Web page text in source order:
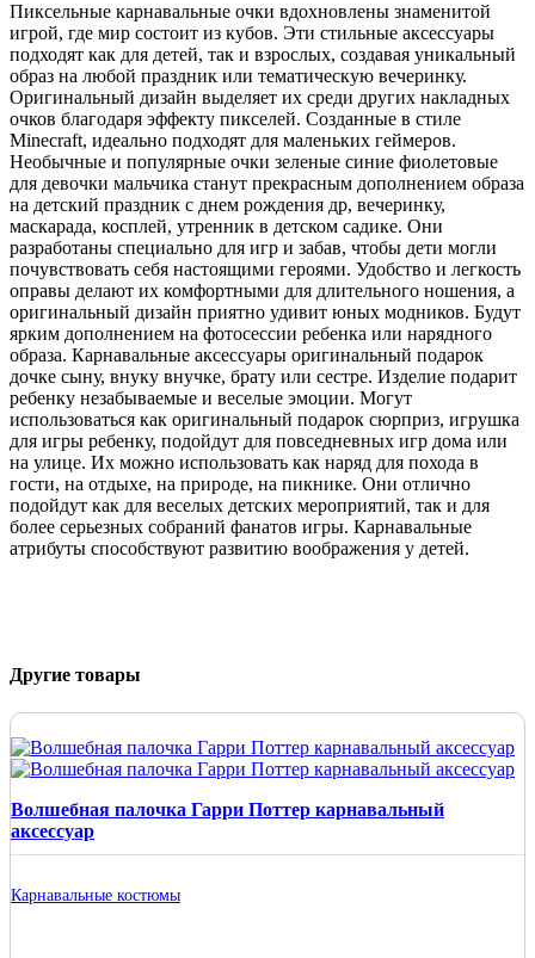
Пиксельные карнавальные очки вдохновлены знаменитой
игрой, где мир состоит из кубов. Эти стильные аксессуары
подходят как для детей, так и взрослых, создавая уникальный
образ на любой праздник или тематическую вечеринку.
Оригинальный дизайн выделяет их среди других накладных
очков благодаря эффекту пикселей. Созданные в стиле
Minecraft, идеально подходят для маленьких геймеров.
Необычные и популярные очки зеленые синие фиолетовые
для девочки мальчика станут прекрасным дополнением образа
на детский праздник с днем рождения др, вечеринку,
маскарада, косплей, утренник в детском садике. Они
разработаны специально для игр и забав, чтобы дети могли
почувствовать себя настоящими героями. Удобство и легкость
оправы делают их комфортными для длительного ношения, а
оригинальный дизайн приятно удивит юных модников. Будут
ярким дополнением на фотосессии ребенка или нарядного
образа. Карнавальные аксессуары оригинальный подарок
дочке сыну, внуку внучке, брату или сестре. Изделие подарит
ребенку незабываемые и веселые эмоции. Могут
использоваться как оригинальный подарок сюрприз, игрушка
для игры ребенку, подойдут для повседневных игр дома или
на улице. Их можно использовать как наряд для похода в
гости, на отдыхе, на природе, на пикнике. Они отлично
подойдут как для веселых детских мероприятий, так и для
более серьезных собраний фанатов игры. Карнавальные
атрибуты способствуют развитию воображения у детей.
Другие товары
Волшебная палочка Гарри Поттер карнавальный
аксессуар
Карнавальные костюмы